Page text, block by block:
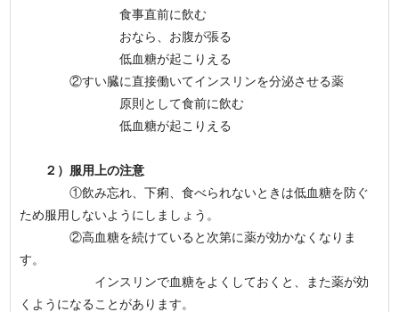
食事直前に飲む
おなら、お腹が張る
低血糖が起こりえる
②すい臓に直接働いてインスリンを分泌させる薬
原則として食前に飲む
低血糖が起こりえる
２）服用上の注意
①飲み忘れ、下痢、食べられないときは低血糖を防ぐ
ため服用しないようにしましょう。
②高血糖を続けていると次第に薬が効かなくなりま
す。
インスリンで血糖をよくしておくと、また薬が効
くようになることがあります。